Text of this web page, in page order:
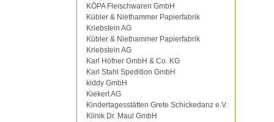
KÖPA Fleischwaren GmbH
Kübler & Niethammer Papierfabrik
Kriebstein AG
Kübler & Niethammer Papierfabrik
Kriebstein AG
Karl Höfner GmbH & Co. KG
Karl Stahl Spedition GmbH
kiddy GmbH
Kiekert AG
Kindertagesstätten Grete Schickedanz e.V.
Klinik Dr. Maul GmbH